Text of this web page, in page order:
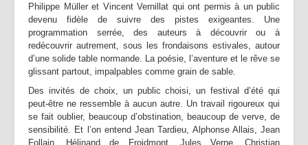
Philippe Müller et Vincent Vernillat qui ont permis à un public
devenu fidèle de suivre des pistes exigeantes. Une
programmation serrée, des auteurs à découvrir ou à
redécouvrir autrement, sous les frondaisons estivales, autour
d’une solide table normande. La poésie, l’aventure et le rêve se
glissant partout, impalpables comme grain de sable.
Des invités de choix, un public choisi, un festival d’été qui
peut-être ne ressemble à aucun autre. Un travail rigoureux qui
se fait oublier, beaucoup d’obstination, beaucoup de verve, de
sensibilité. Et l’on entend Jean Tardieu, Alphonse Allais, Jean
Follain, Hélinand de Froidmont, Jules Verne, Christian